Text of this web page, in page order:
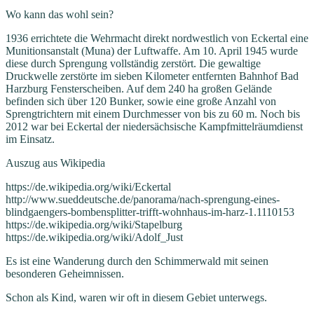
Wo kann das wohl sein?
1936 errichtete die Wehrmacht direkt nordwestlich von Eckertal eine
Munitionsanstalt (Muna) der Luftwaffe. Am 10. April 1945 wurde
diese durch Sprengung vollständig zerstört. Die gewaltige
Druckwelle zerstörte im sieben Kilometer entfernten Bahnhof Bad
Harzburg Fensterscheiben. Auf dem 240 ha großen Gelände
befinden sich über 120 Bunker, sowie eine große Anzahl von
Sprengtrichtern mit einem Durchmesser von bis zu 60 m. Noch bis
2012 war bei Eckertal der niedersächsische Kampfmittelräumdienst
im Einsatz.
Auszug aus Wikipedia
https://de.wikipedia.org/wiki/Eckertal
http://www.sueddeutsche.de/panorama/nach-sprengung-eines-
blindgaengers-bombensplitter-trifft-wohnhaus-im-harz-1.1110153
https://de.wikipedia.org/wiki/Stapelburg
https://de.wikipedia.org/wiki/Adolf_Just
Es ist eine Wanderung durch den Schimmerwald mit seinen
besonderen Geheimnissen.
Schon als Kind, waren wir oft in diesem Gebiet unterwegs.